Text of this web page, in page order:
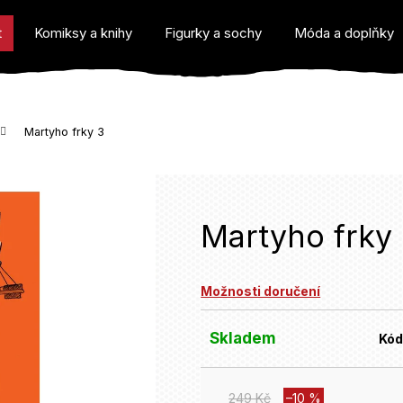
Komiksy a knihy Figurky a sochy Móda a doplňky
Martyho frky 3
Martyho frky
Možnosti doručení
Skladem
249 Kč –10 %
potřebujete najít?